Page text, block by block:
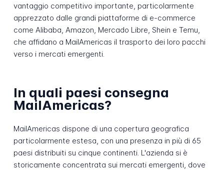
vantaggio competitivo importante, particolarmente
apprezzato dalle grandi piattaforme di e-commerce
come Alibaba, Amazon, Mercado Libre, Shein e Temu,
che affidano a MailAmericas il trasporto dei loro pacchi
verso i mercati emergenti.
In quali paesi consegna
MailAmericas?
MailAmericas dispone di una copertura geografica
particolarmente estesa, con una presenza in più di 65
paesi distribuiti su cinque continenti. L'azienda si è
storicamente concentrata sui mercati emergenti, dove